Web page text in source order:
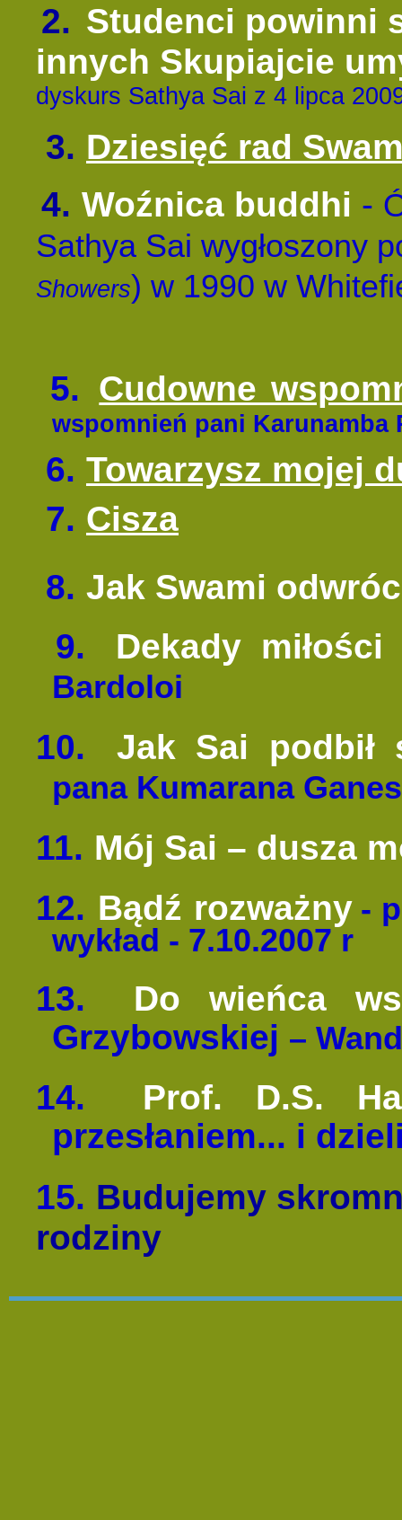
2. Studenci powinni
innych Skupiajcie
dyskurs Sathya Sai z 4 lipca
3. Dziesięć rad
4. Woźnica buddhi -
Sathya Sai wygłoszony
Showers) w 1990 w
5. Cudowne
wspomnień pani Karunamba
6. Towarzysz mojej
7. Cisza
8. Jak Swami
9.
Dekady
Bardoloi
10. Jak Sai podbił
pana Kumarana
11. Mój Sai – dusza
12. Bądź rozważny -
wykład - 7.10.2007 r
13.
Do wieńca
Grzybowskiej –
14.
Prof. D.S.
przesłaniem... i
15. Budujemy
rodziny